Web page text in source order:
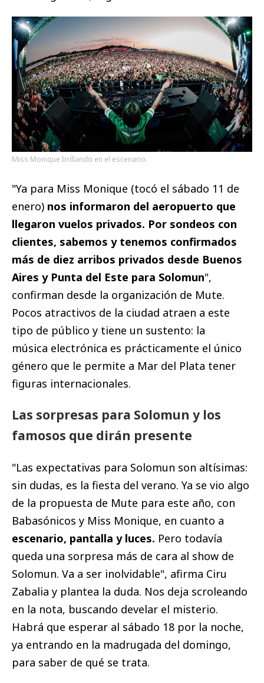
Miss Monique brillando en el escenario.
"Ya para Miss Monique (tocó el sábado 11 de
enero) nos informaron del aeropuerto que
llegaron vuelos privados. Por sondeos con
clientes, sabemos y tenemos confirmados
más de diez arribos privados desde Buenos
Aires y Punta del Este para Solomun",
confirman desde la organización de Mute.
Pocos atractivos de la ciudad atraen a este
tipo de público y tiene un sustento: la
música electrónica es prácticamente el único
género que le permite a Mar del Plata tener
figuras internacionales.
Las sorpresas para Solomun y los
famosos que dirán presente
"Las expectativas para Solomun son altísimas:
sin dudas, es la fiesta del verano. Ya se vio algo
de la propuesta de Mute para este año, con
Babasónicos y Miss Monique, en cuanto a
escenario, pantalla y luces. Pero todavía
queda una sorpresa más de cara al show de
Solomun. Va a ser inolvidable", afirma Ciru
Zabalia y plantea la duda. Nos deja scroleando
en la nota, buscando develar el misterio.
Habrá que esperar al sábado 18 por la noche,
ya entrando en la madrugada del domingo,
para saber de qué se trata.